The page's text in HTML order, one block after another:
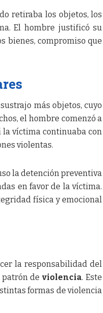
retiraba los objetos, los
El hombre justificó su
bienes, compromiso que
más objetos, cuyo
el hombre comenzó a
la víctima continuaba con
violentas.
la detención preventiva
en favor de la víctima.
física y emocional
la responsabilidad del
patrón deviolencia. Este
formas de violencia